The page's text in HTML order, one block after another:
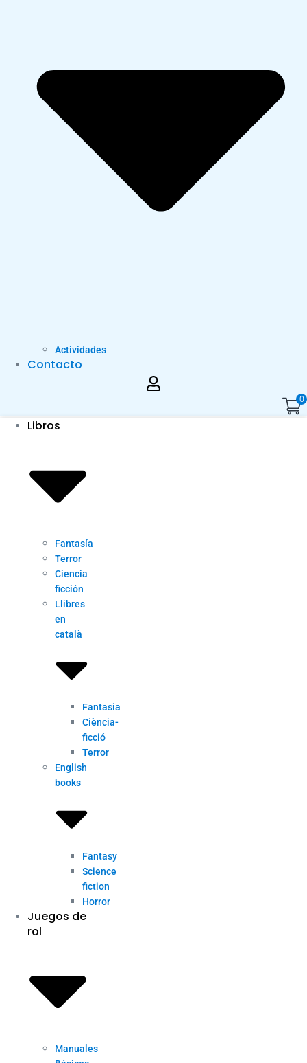
Actividades
Contacto
0
Libros
Fantasía
Terror
Ciencia
ficción
Llibres
en
català
Fantasia
Ciència-
ficció
Terror
English
books
Fantasy
Science
fiction
Horror
Juegos de
rol
Manuales